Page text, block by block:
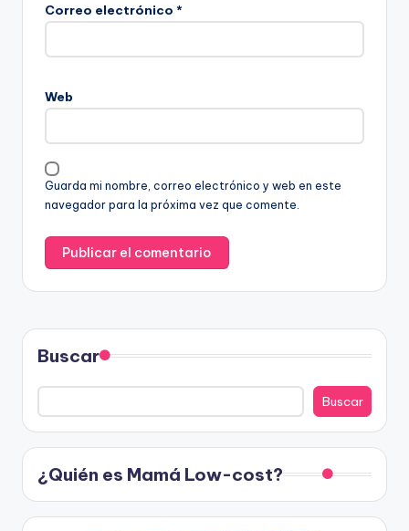
Correo electrónico *
Web
Guarda mi nombre, correo electrónico y web en este
navegador para la próxima vez que comente.
Buscar
Buscar
¿Quién es Mamá Low-cost?